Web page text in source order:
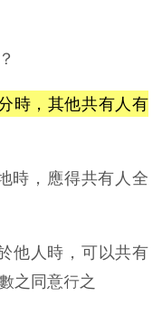
時，其他共有人有
時，應得共有人全
他人時，可以共有
之同意行之